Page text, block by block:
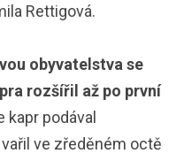
Rettigová.
obyvatelstva se
rozšířil až po první
kapr podával
ve zředěném octě